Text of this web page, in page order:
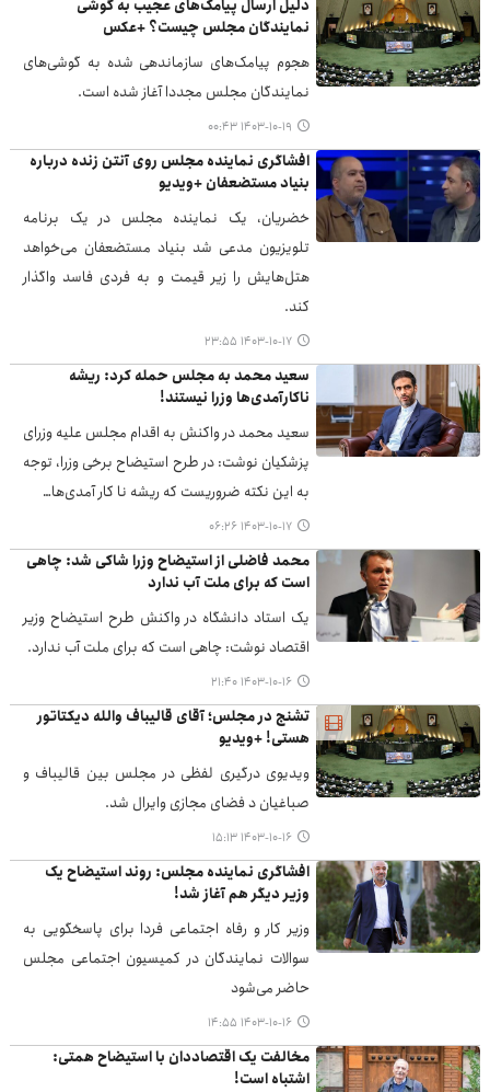
دلیل ارسال پیامک‌های عجیب به گوشی
نمایندگان مجلس چیست؟ +عکس
هجوم پیامک‌های سازماندهی شده به گوشی‌های
نمایندگان مجلس مجددا آغاز شده است.
۱۴۰۳-۱۰-۱۹ ۰۰:۴۳
افشاگری نماینده مجلس روی آنتن زنده درباره
بنیاد مستضعفان +ویدیو
خضریان، یک نماینده مجلس در یک برنامه
تلویزیون مدعی شد بنیاد مستضعفان می‌خواهد
هتل‌هایش را زیر قیمت و به فردی فاسد واگذار
کند.
۱۴۰۳-۱۰-۱۷ ۲۳:۵۵
سعید محمد به مجلس حمله کرد: ریشه
ناکارآمدی‌ها وزرا نیستند!
سعید محمد در واکنش به اقدام مجلس علیه وزرای
پزشکیان نوشت:‎ در طرح استیضاح برخی وزرا، توجه
به این نکته ضروریست که ریشه نا کار آمدی‌ها…
۱۴۰۳-۱۰-۱۷ ۰۶:۲۶
محمد فاضلی از استیضاح وزرا شاکی شد: چاهی
است که برای ملت آب ندارد
یک استاد دانشگاه در واکنش طرح استیضاح وزیر
اقتصاد نوشت: چاهی است که برای ملت آب ندارد.
۱۴۰۳-۱۰-۱۶ ۲۱:۴۰
تشنج در مجلس؛ آقای قالیباف والله دیکتاتور
هستی! +ویدیو
ویدیوی درگیری لفظی در مجلس بین قالیباف و
صباغیان د فضای مجازی وایرال شد.
۱۴۰۳-۱۰-۱۶ ۱۵:۱۳
افشاگری نماینده مجلس: روند استیضاح یک
وزیر دیگر هم آغاز شد!
وزیر کار و رفاه اجتماعی فردا برای پاسخگویی به
سوالات نمایندگان در کمیسیون اجتماعی مجلس
حاضر می‌شود
۱۴۰۳-۱۰-۱۶ ۱۴:۵۵
مخالفت یک اقتصاددان با استیضاح همتی:
اشتباه است!